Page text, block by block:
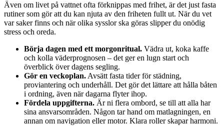
Även om livet på vattnet ofta förknippas med frihet, är det just fasta
rutiner som gör att du kan njuta av den friheten fullt ut. När du vet
var saker finns och när olika sysslor ska göras slipper du onödig
stress och oreda.
Börja dagen med ett morgonritual. Vädra ut, koka kaffe
och kolla väderprognosen – det ger en lugn start och
överblick över dagens segling.
Gör en veckoplan.Avsätt fasta tider för städning,
proviantering och underhåll. Det gör det lättare att hålla båten
i ordning, även när dagarna flyter ihop.
Fördela uppgifterna. Är ni flera ombord, se till att alla har
sina ansvarsområden. Någon tar hand om matlagningen, en
annan om navigation eller motor. Klara roller skapar harmoni.